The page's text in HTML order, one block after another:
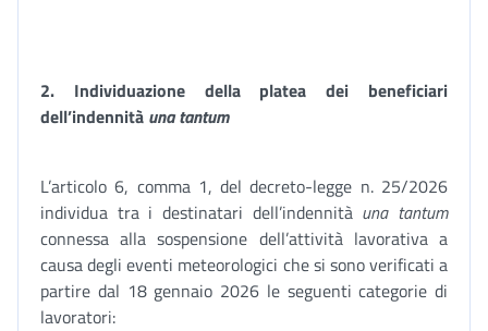
2. Individuazione della platea dei beneficiari
dell’indennità una tantum
L’articolo 6, comma 1, del decreto-legge n. 25/2026
individua tra i destinatari dell’indennità una tantum
connessa alla sospensione dell’attività lavorativa a
causa degli eventi meteorologici che si sono verificati a
partire dal 18 gennaio 2026 le seguenti categorie di
lavoratori: